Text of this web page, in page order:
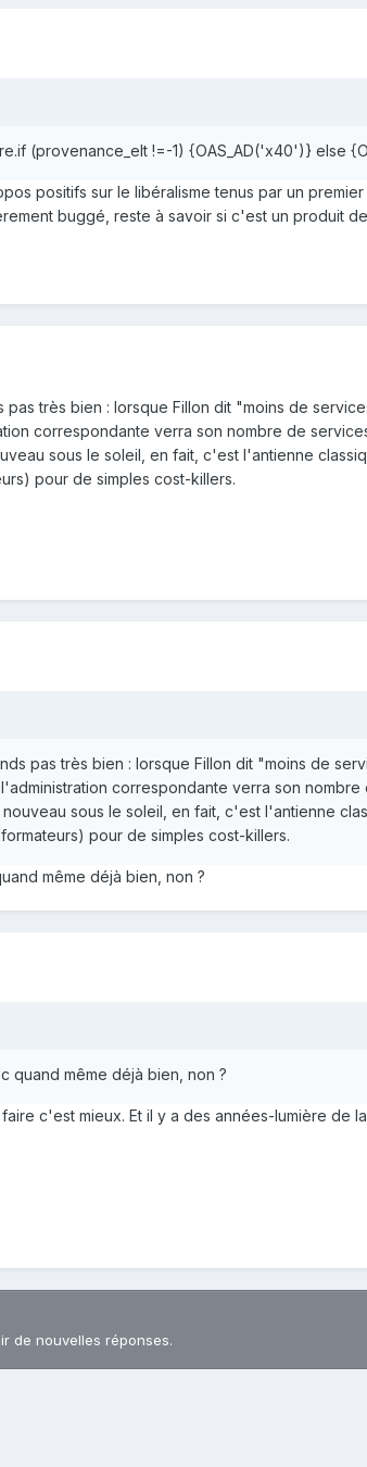
(provenance_elt !=-1) {OAS_AD('x40')} else
positifs sur le libéralisme tenus par un
buggé, reste à savoir si c'est un produit
pas très bien : lorsque Fillon dit "moins de
correspondante verra son nombre de
sous le soleil, en fait, c'est l'antienne
pour de simples cost-killers.
pas très bien : lorsque Fillon dit "moins de
correspondante verra son nombre
sous le soleil, en fait, c'est l'antienne
pour de simples cost-killers.
même déjà bien, non ?
quand même déjà bien, non ?
c'est mieux. Et il y a des années-lumière de
de nouvelles réponses.